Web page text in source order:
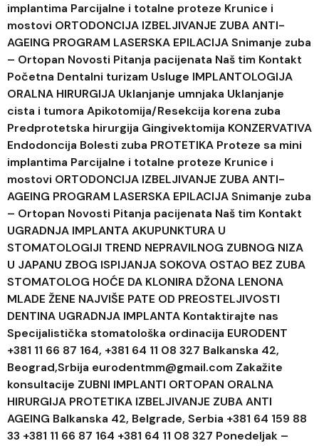
implantima Parcijalne i totalne proteze Krunice i
mostovi ORTODONCIJA IZBELJIVANJE ZUBA ANTI-
AGEING PROGRAM LASERSKA EPILACIJA Snimanje zuba
– Ortopan Novosti Pitanja pacijenata Naš tim Kontakt
Početna Dentalni turizam Usluge IMPLANTOLOGIJA
ORALNA HIRURGIJA Uklanjanje umnjaka Uklanjanje
cista i tumora Apikotomija/Resekcija korena zuba
Predprotetska hirurgija Gingivektomija KONZERVATIVA
Endodoncija Bolesti zuba PROTETIKA Proteze sa mini
implantima Parcijalne i totalne proteze Krunice i
mostovi ORTODONCIJA IZBELJIVANJE ZUBA ANTI-
AGEING PROGRAM LASERSKA EPILACIJA Snimanje zuba
– Ortopan Novosti Pitanja pacijenata Naš tim Kontakt
UGRADNJA IMPLANTA AKUPUNKTURA U
STOMATOLOGIJI TREND NEPRAVILNOG ZUBNOG NIZA
U JAPANU ZBOG ISPIJANJA SOKOVA OSTAO BEZ ZUBA
STOMATOLOG HOĆE DA KLONIRA DŽONA LENONA
MLADE ŽENE NAJVIŠE PATE OD PREOSTELJIVOSTI
DENTINA UGRADNJA IMPLANTA Kontaktirajte nas
Specijalistička stomatološka ordinacija EURODENT
+381 11 66 87 164, +381 64 11 08 327 Balkanska 42,
Beograd,Srbija eurodentmm@gmail.com Zakažite
konsultacije ZUBNI IMPLANTI ORTOPAN ORALNA
HIRURGIJA PROTETIKA IZBELJIVANJE ZUBA ANTI
AGEING Balkanska 42, Belgrade, Serbia +381 64 159 88
33 +381 11 66 87 164 +381 64 11 08 327 Ponedeljak –